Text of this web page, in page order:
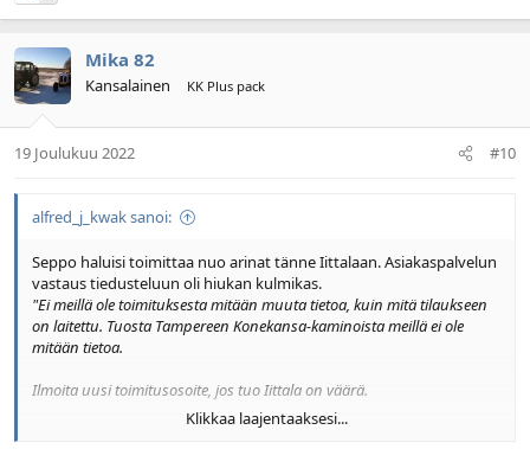
Mika 82
Kansalainen KK Plus pack
19 Joulukuu 2022 #10
alfred_j_kwak sanoi:
Seppo haluisi toimittaa nuo arinat tänne Iittalaan. Asiakaspalvelun
vastaus tiedusteluun oli hiukan kulmikas.
"Ei meillä ole toimituksesta mitään muuta tietoa, kuin mitä tilaukseen
on laitettu. Tuosta Tampereen Konekansa-kaminoista meillä ei ole
mitään tietoa.
Ilmoita uusi toimitusosoite, jos tuo Iittala on väärä.
Klikkaa laajentaaksesi...